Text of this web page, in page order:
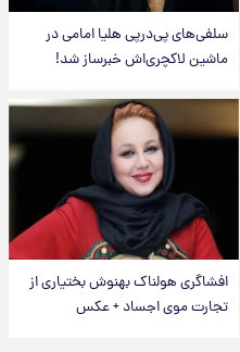
سلفی‌های پی‌درپی هلیا امامی در
ماشین لاکچری‌اش خبرساز شد!
افشاگری هولناک بهنوش بختیاری از
تجارت موی اجساد + عکس